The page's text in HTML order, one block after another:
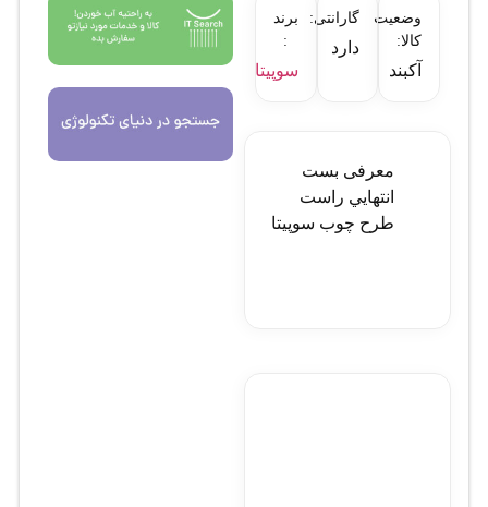
وضعیت
کالا:
آکبند
گارانتی:
دارد
برند
:
سوپیتا
معرفی بست
انتهايي راست
طرح چوب سوپيتا